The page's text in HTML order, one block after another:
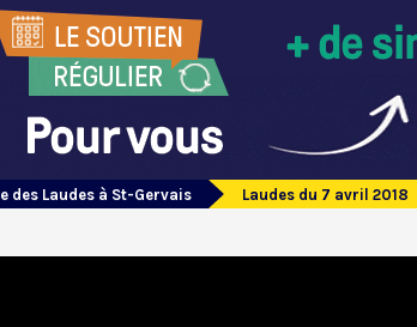
des Laudes à St-Gervais Laudes du 7 avril 2018